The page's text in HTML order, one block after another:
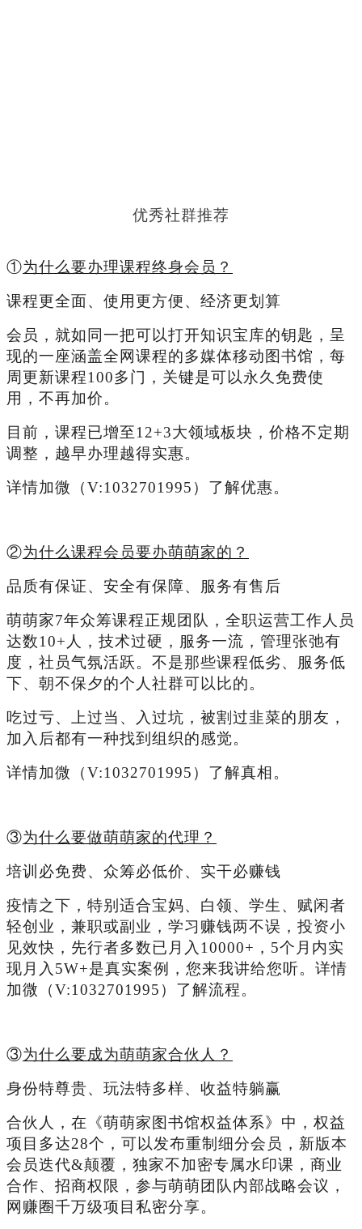
优秀社群推荐
①为什么要办理课程终身会员？
课程更全面、使用更方便、经济更划算
会员，就如同一把可以打开知识宝库的钥匙，呈
现的一座涵盖全网课程的多媒体移动图书馆，每
周更新课程100多门，关键是可以永久免费使
用，不再加价。
目前，课程已增至12+3大领域板块，价格不定期
调整，越早办理越得实惠。
详情加微（V:1032701995 ）了解优惠。
②为什么课程会员要办萌萌家的？
品质有保证、安全有保障、服务有售后
萌萌家7年众筹课程正规团队，全职运营工作人员
达数10+人，技术过硬，服务一流，管理张弛有
度，社员气氛活跃。不是那些课程低劣、服务低
下、朝不保夕的个人社群可以比的。
吃过亏、上过当、入过坑，被割过韭菜的朋友，
加入后都有一种找到组织的感觉。
详情加微（V:1032701995 ）了解真相。
③为什么要做萌萌家的代理？
培训必免费、众筹必低价、实干必赚钱
疫情之下，特别适合宝妈、白领、学生、赋闲者
轻创业，兼职或副业，学习赚钱两不误，投资小
见效快，先行者多数已月入10000+，5个月内实
现月入5W+是真实案例，您来我讲给您听。详情
加微（V:1032701995 ）了解流程。
③为什么要成为萌萌家合伙人？
身份特尊贵、玩法特多样、收益特躺赢
合伙人，在《萌萌家图书馆权益体系》中，权益
项目多达28个，可以发布重制细分会员，新版本
会员迭代&颠覆，独家不加密专属水印课，商业
合作、招商权限，参与萌萌团队内部战略会议，
网赚圈千万级项目私密分享。